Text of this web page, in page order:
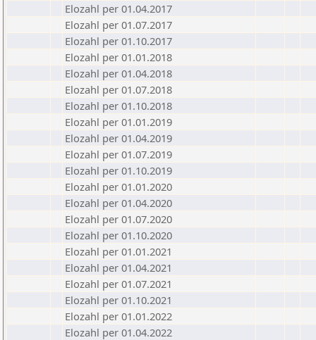
Elozahl per 01.04.2017
Elozahl per 01.07.2017
Elozahl per 01.10.2017
Elozahl per 01.01.2018
Elozahl per 01.04.2018
Elozahl per 01.07.2018
Elozahl per 01.10.2018
Elozahl per 01.01.2019
Elozahl per 01.04.2019
Elozahl per 01.07.2019
Elozahl per 01.10.2019
Elozahl per 01.01.2020
Elozahl per 01.04.2020
Elozahl per 01.07.2020
Elozahl per 01.10.2020
Elozahl per 01.01.2021
Elozahl per 01.04.2021
Elozahl per 01.07.2021
Elozahl per 01.10.2021
Elozahl per 01.01.2022
Elozahl per 01.04.2022